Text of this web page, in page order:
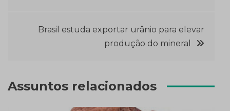
PostBrasil estuda exportar urânio para elevar
produção do mineral
Assuntos relacionados